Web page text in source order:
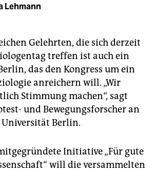
Lehmann
Gelehrten, die sich derzeit
treffen ist auch ein
das den Kongress um ein
anreichern will. „Wir
Stimmung machen“, sagt
und Bewegungsforscher an
Universität Berlin.
Initiative „Für gute
will die versammelten